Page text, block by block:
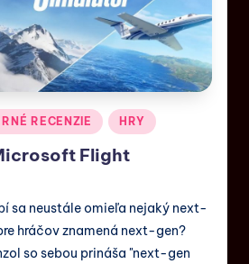
RECENZIE HRY
Flight
sa neustále omieľa nejaký next-
hráčov znamená next-gen?
so sebou prináša "next-gen